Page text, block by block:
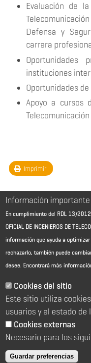
Evaluación de
Defensa y
carrera
Oportunidades
instituciones
Oportunidades
Apoyo a cursos
Imprimir
Aviso Legal - Información
Política de cookies
Política de reembolso
Sitemap
C/ Almagro 2 1º Izqda
91 391 10 66
coit@coit.es
Información
En cumplimiento del RDL 13/
OFICIAL DE INGENIEROS DE
información que ayuda a
rechazarlo, también puede
desee. Encontrará más
Cookies del sitio
Este sitio utiliza
usuarios y el estado de
Cookies externas
Necesario para los
Guardar preferencias